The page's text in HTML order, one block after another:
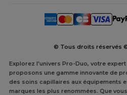
© Tous droits réservés
Explorez l'univers Pro-Duo, votre
proposons une gamme innovante de
des soins capillaires aux équipements
marques les plus renommées. Que